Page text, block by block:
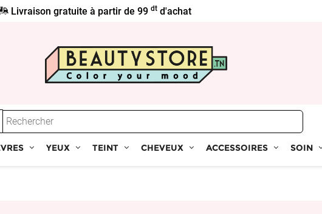
Livraison gratuite à partir de 99dt d'achat
YEUX TEINT CHEVEUX ACCESSOIRES SOIN